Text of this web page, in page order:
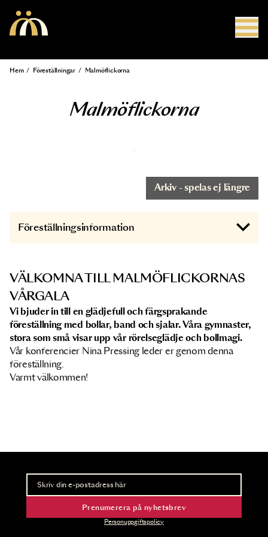
Länkstig
Hem / Föreställningar / Malmöflickorna
Malmöflickorna
Arkiv - spelas ej längre
Föreställningsinformation
VÄLKOMNA TILL MALMÖFLICKORNAS
VÅRGALA
Vi bjuder in till en glädjefull och färgsprakande
föreställning med bollar, band och sjalar. Våra gymnaster,
stora som små visar upp vår rörelseglädje och bollmagi.
Vår konferencier Nina Pressing leder er genom denna
föreställning.
Varmt välkommen!
Nyhetsbrev
Ta del av förhandsinformation och biljettsläpp.
Prenumerera på nyhetsbrev
Personuppgiftspolicy